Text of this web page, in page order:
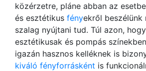
közérzetre, pláne abban az
és esztétikus fényekről beszélünk
szalag nyújtani tud. Túl azon,
esztétikusak és pompás
igazán hasznos kelléknek is
kiváló fényforrásként is